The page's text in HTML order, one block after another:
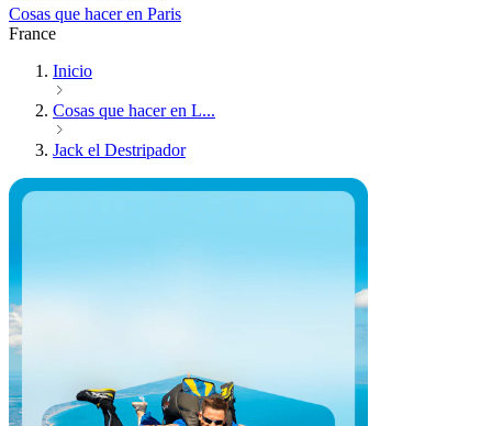
Cosas que hacer en Paris
France
Inicio
Cosas que hacer en L...
Jack el Destripador